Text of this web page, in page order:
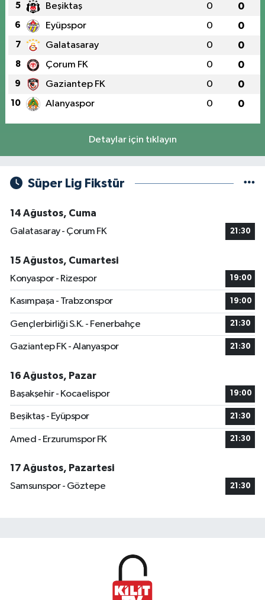
5 Beşiktaş 0 0
6 Eyüpspor 0 0
7 Galatasaray 0 0
8 Çorum FK 0 0
9 Gaziantep FK 0 0
10 Alanyaspor 0 0
Detaylar için tıklayın
Süper Lig Fikstür
14 Ağustos, Cuma
Galatasaray - Çorum FK
21:30
15 Ağustos, Cumartesi
Konyaspor - Rizespor
19:00
Kasımpaşa - Trabzonspor 19:00
Gençlerbirliği S.K. - Fenerbahçe 21:30
Gaziantep FK - Alanyaspor 21:30
16 Ağustos, Pazar
Başakşehir - Kocaelispor
19:00
Beşiktaş - Eyüpspor 21:30
Amed - Erzurumspor FK 21:30
17 Ağustos, Pazartesi
Samsunspor - Göztepe
21:30